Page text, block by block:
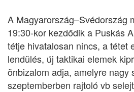
A Magyarország–Svédország
19:30-kor kezdődik a Puskás
tétje hivatalosan nincs, a tétet
lendülés, új taktikai elemek
önbizalom adja, amelyre nagy
szeptemberben rajtoló vb